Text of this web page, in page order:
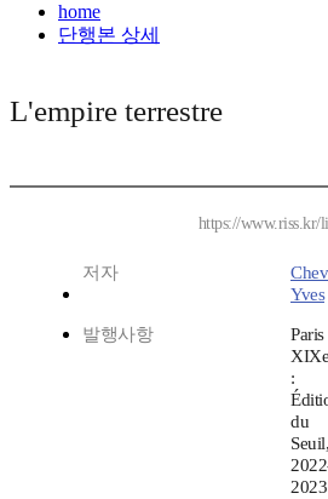
home
단행본 상세
L'empire terrestre
https://www.riss.kr/
저자
Yves
발행사항
Paris
XIXe
:
du
Seuil,
2023